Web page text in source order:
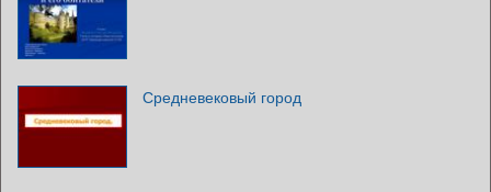
Средневековый город